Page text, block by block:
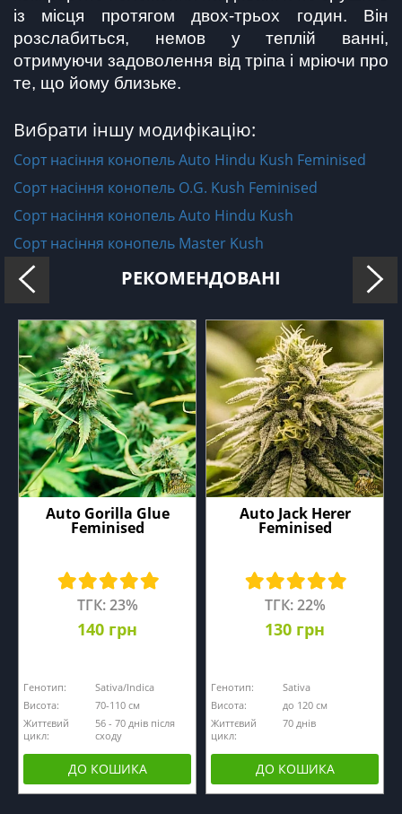
із місця протягом двох-трьох годин. Він
розслабиться, немов у теплій ванні,
отримуючи задоволення від тріпа і мріючи про
те, що йому близьке.
Вибрати іншу модифікацію:
Сорт насіння конопель Auto Hindu Kush Feminised
Сорт насіння конопель O.G. Kush Feminised
Сорт насіння конопель Auto Hindu Kush
Сорт насіння конопель Master Kush
РЕКОМЕНДОВАНІ
Auto Gorilla Glue
Feminised
ТГК: 23%
140 грн
Генотип:
Sativa/Indica
Висота:
70-110 см
Життєвий
цикл:
56 - 70 днів після
сходу
ДО КОШИКА
Auto Jack Herer
Feminised
ТГК: 22%
130 грн
Генотип:
Sativa
Висота:
до 120 см
Життєвий
цикл:
70 днів
ДО КОШИКА